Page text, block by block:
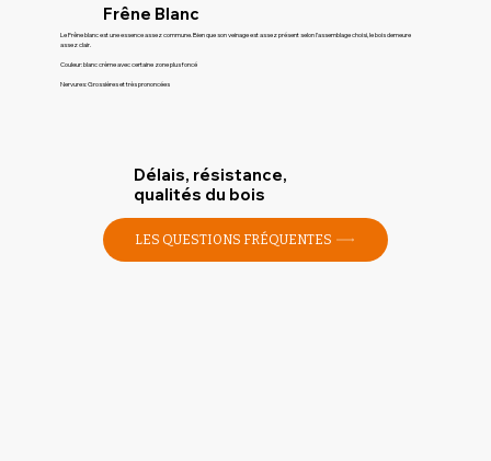
Frêne Blanc
Le Frêne blanc est une essence assez commune. Bien que son veinage est assez présent selon l’assemblage choisi, le bois demeure
assez clair.
Couleur: blanc crème avec certaine zone plus foncé
Nervures: Grossières et très prononcées
Délais, résistance,
qualités du bois
LES QUESTIONS FRÉQUENTES